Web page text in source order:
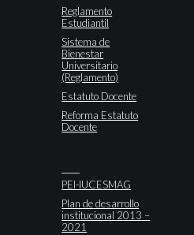
Reglamento
Estudiantil
Sistema de
Bienestar
Universitario
(Reglamento)
Estatuto Docente
Reforma Estatuto
Docente
PEI-IUCESMAG
Plan de desarrollo
institucional 2013 –
2021